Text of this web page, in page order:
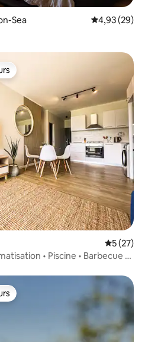
Sea Évaluation
4,93 (29)
les plus appréciés
5 (27)
• Piscine • Barbecue •
les plus appréciés